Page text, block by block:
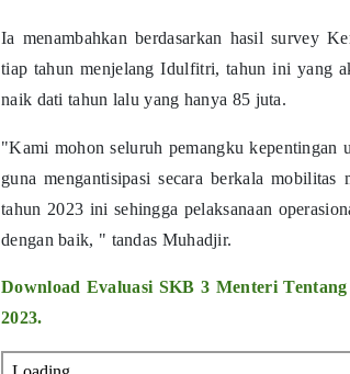
Ia menambahkan berdasarkan hasil survey
tiap tahun menjelang Idulfitri, tahun ini yang
naik dati tahun lalu yang hanya 85 juta.
"Kami mohon seluruh pemangku kepentingan
guna mengantisipasi secara berkala
tahun 2023 ini sehingga pelaksanaan
dengan baik, " tandas Muhadjir.
Download Evaluasi SKB 3 Menteri
2023.